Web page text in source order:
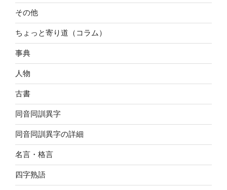
その他
ちょっと寄り道（コラム）
事典
人物
古書
同音同訓異字
同音同訓異字の詳細
名言・格言
四字熟語